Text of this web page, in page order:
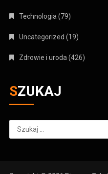
Technologia (79)
Uncategorized (19)
Zdrowie i uroda (426)
SZUKAJ
Szukaj: